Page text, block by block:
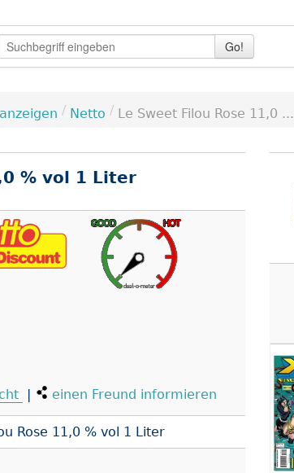
Go!
/ Netto / Le Sweet Filou Rose 11,0 ...
% vol 1 Liter
| einen Freund informieren
Rose 11,0 % vol 1 Liter